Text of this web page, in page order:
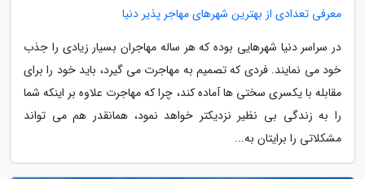
معرفی تعدادی از بهترین شهرهای مهاجر پذیر دنیا
در سراسر دنیا شهرهایی بوده که هر ساله مهاجران بسیار زیادی را جذب
خود می نمایند. فردی که تصمیم به مهاجرت می گیرد، باید خود را برای
مقابله با یکسری سختی ها آماده کند، چرا که مهاجرت علاوه بر اینکه شما
را به زندگی بی نظیر نزدیکتر خواهد نمود، همانقدر هم می تواند
مشکلاتی را برایتان به...